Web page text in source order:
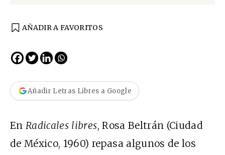
AÑADIR A FAVORITOS
Añadir Letras Libres a Google
EnRadicales libres, Rosa Beltrán (Ciudad
de México, 1960) repasa algunos de los